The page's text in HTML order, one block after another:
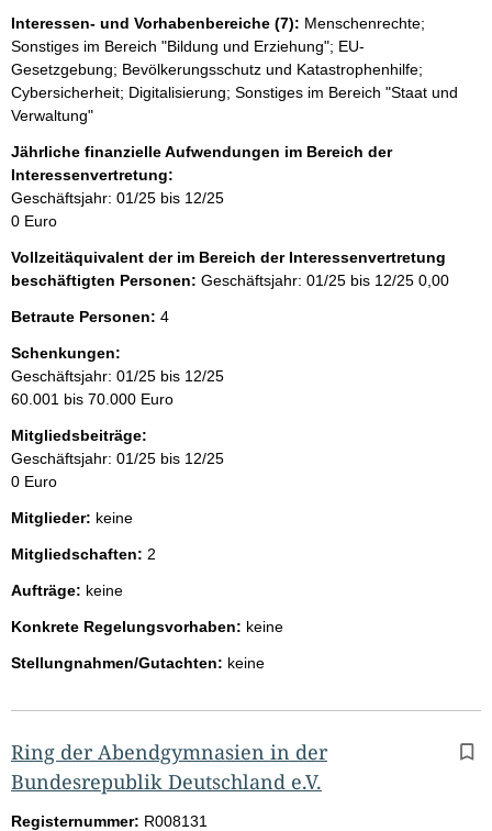
Interessen- und Vorhabenbereiche (7): Menschenrechte;
Sonstiges im Bereich "Bildung und Erziehung"; EU-
Gesetzgebung; Bevölkerungsschutz und Katastrophenhilfe;
Cybersicherheit; Digitalisierung; Sonstiges im Bereich "Staat und
Verwaltung"
Jährliche finanzielle Aufwendungen im Bereich der
Interessenvertretung:
Geschäftsjahr: 01/25 bis 12/25
0 Euro
Vollzeitäquivalent der im Bereich der Interessenvertretung
beschäftigten Personen: Geschäftsjahr: 01/25 bis 12/25 0,00
Betraute Personen: 4
Schenkungen:
Geschäftsjahr: 01/25 bis 12/25
60.001 bis 70.000 Euro
Mitgliedsbeiträge:
Geschäftsjahr: 01/25 bis 12/25
0 Euro
Mitglieder: keine
Mitgliedschaften: 2
Aufträge: keine
Konkrete Regelungsvorhaben: keine
Stellungnahmen/Gutachten: keine
Ring der Abendgymnasien in der
Bundesrepublik Deutschland e.V.
Registernummer: R008131